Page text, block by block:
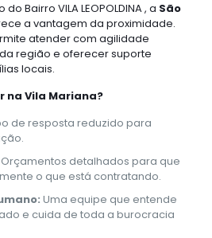
Bairro VILA LEOPOLDINA , a São
a vantagem da proximidade.
atender com agilidade
região e oferecer suporte
locais.
na Vila Mariana?
de resposta reduzido para
Orçamentos detalhados para que
o que está contratando.
Uma equipe que entende
e cuida de toda a burocracia